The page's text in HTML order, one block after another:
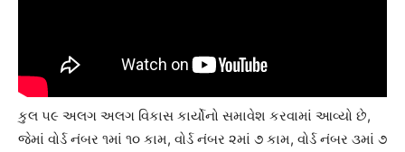
કુલ ૫૯ અલગ અલગ વિકાસ કાર્યોનો સમાવેશ કરવામાં આવ્યો છે,
જેમાં વોર્ડ નંબર ૧માં ૧૦ કામ, વોર્ડ નંબર ૨માં ૭ કામ, વોર્ડ નંબર ૩માં ૭